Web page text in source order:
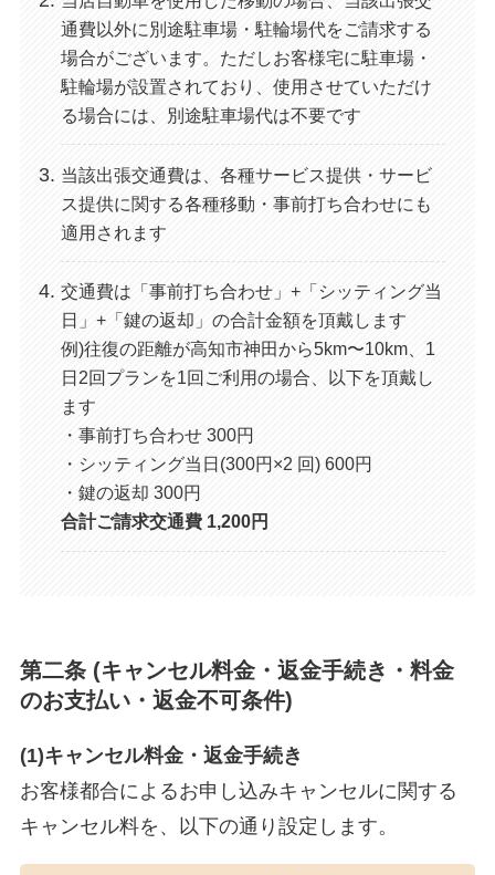
通費以外に別途駐車場・駐輪場代をご請求する
場合がございます。ただしお客様宅に駐車場・
駐輪場が設置されており、使用させていただけ
る場合には、別途駐車場代は不要です
当該出張交通費は、各種サービス提供・サービ
ス提供に関する各種移動・事前打ち合わせにも
適用されます
交通費は「事前打ち合わせ」+「シッティング当
日」+「鍵の返却」の合計金額を頂戴します
例)往復の距離が高知市神田から5km〜10km、1
日2回プランを1回ご利用の場合、以下を頂戴し
ます
・事前打ち合わせ 300円
・シッティング当日(300円×2 回) 600円
・鍵の返却 300円
合計ご請求交通費 1,200円
第二条 (キャンセル料金・返金手続き・料金
のお支払い・返金不可条件)
(1)キャンセル料金・返金手続き
お客様都合によるお申し込みキャンセルに関する
キャンセル料を、以下の通り設定します。